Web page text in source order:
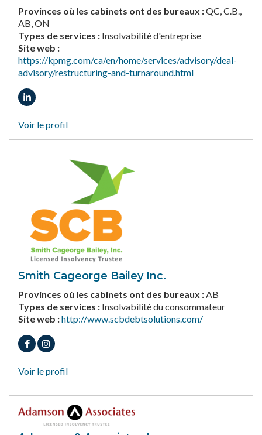
Provinces où les cabinets ont des bureaux :QC, C.B.,
AB, ON
Types de services : Insolvabilité d'entreprise
Site web :
https://kpmg.com/ca/en/home/services/advisory/deal-
advisory/restructuring-and-turnaround.html
Voir le profil
Smith Cageorge Bailey Inc.
Provinces où les cabinets ont des bureaux :AB
Types de services : Insolvabilité du consommateur
Site web :http://www.scbdebtsolutions.com/
Voir le profil